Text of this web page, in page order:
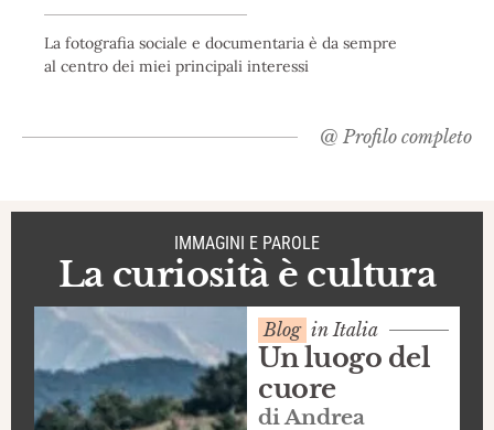
La fotografia sociale e documentaria è da sempre
al centro dei miei principali interessi
@ Profilo completo
IMMAGINI E PAROLE
La curiosità è cultura
Blog in Italia
Un luogo del
cuore
di Andrea